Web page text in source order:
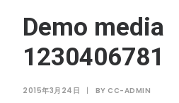
Demo media
1230406781
2015年3月24日 | BY CC-ADMIN